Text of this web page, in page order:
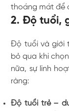
thoáng mát để
2. Độ tuổi,
Độ tuổi và giới
bỏ qua khi
nữa, sự linh
ràng:
Độ tuổi trẻ –